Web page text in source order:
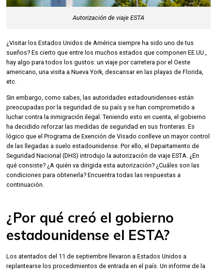
Autorización de viaje ESTA
¿Visitar los Estados Unidos de América siempre ha sido uno de tus
sueños? Es cierto que entre los muchos estados que componen EE.UU.,
hay algo para todos los gustos: un viaje por carretera por el Oeste
americano, una visita a Nueva York, descansar en las playas de Florida,
etc.
Sin embargo, como sabes, las autoridades estadounidenses están
preocupadas por la seguridad de su país y se han comprometido a
luchar contra la inmigración ilegal. Teniendo esto en cuenta, el gobierno
ha decidido reforzar las medidas de seguridad en sus fronteras. Es
lógico que el Programa de Exención de Visado conlleve un mayor control
de las llegadas a suelo estadounidense. Por ello, el Departamento de
Seguridad Nacional (DHS) introdujo la autorización de viaje ESTA. ¿En
qué consiste? ¿A quién va dirigida esta autorización? ¿Cuáles son las
condiciones para obtenerla? Encuentra todas las respuestas a
continuación.
¿Por qué creó el gobierno
estadounidense el ESTA?
Los atentados del 11 de septiembre llevaron a Estados Unidos a
replantearse los procedimientos de entrada en el país. Un informe de la